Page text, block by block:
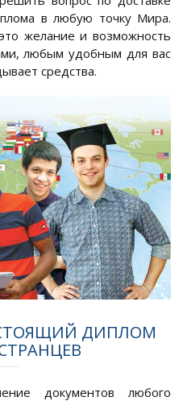
в любую точку Мира.
желание и возможность
любым удобным для вас
средства.
ДИПЛОМ
документов любого